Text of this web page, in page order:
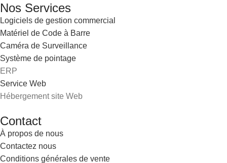
Nos Services
Logiciels de gestion commercial
Matériel de Code à Barre
Caméra de Surveillance
Système de pointage
ERP
Service Web
Hébergement site Web
Contact
À propos de nous
Contactez nous
Conditions générales de vente